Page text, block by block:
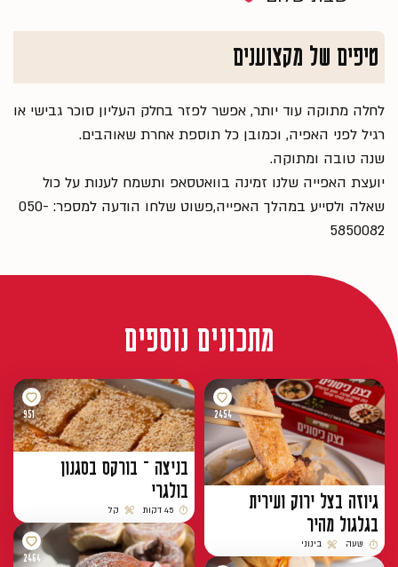
טיפים של מקצוענים
לחלה מתוקה עוד יותר, אפשר לפזר בחלק העליון סוכר גבישי או
רגיל לפני האפיה, וכמובן כל תוספת אחרת שאוהבים.
שנה טובה ומתוקה.
יועצת האפייה שלנו זמינה בוואטסאפ ותשמח לענות על כול
שאלה ולסייע במהלך האפייה,פשוט שלחו הודעה למספר: 050-
5850082
מתכונים נוספים
2454
גיוזה בצל ירוק ועירית
בגלגול מהיר
זמן הכנה
שעה
רמת קושי
בינוני
951
בניצה – בורקס בסגנון
בולגרי
זמן הכנה
45 דקות
רמת קושי
קל
2464